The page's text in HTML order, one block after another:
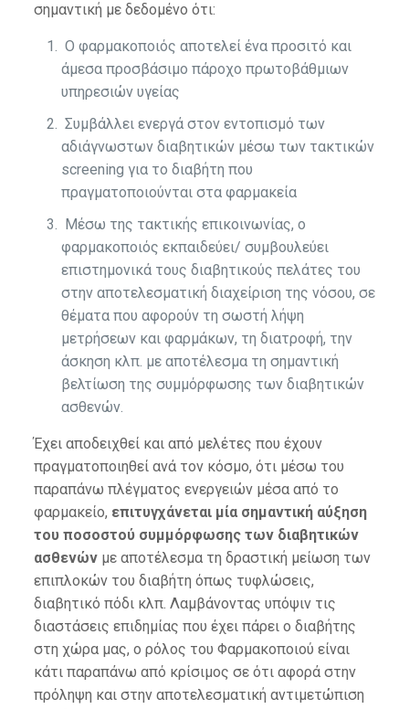
σημαντική με δεδομένο ότι:
Ο φαρμακοποιός αποτελεί ένα προσιτό και
άμεσα προσβάσιμο πάροχο πρωτοβάθμιων
υπηρεσιών υγείας
Συμβάλλει ενεργά στον εντοπισμό των
αδιάγνωστων διαβητικών μέσω των τακτικών
screening για το διαβήτη που
πραγματοποιούνται στα φαρμακεία
Μέσω της τακτικής επικοινωνίας, ο
φαρμακοποιός εκπαιδεύει/ συμβουλεύει
επιστημονικά τους διαβητικούς πελάτες του
στην αποτελεσματική διαχείριση της νόσου, σε
θέματα που αφορούν τη σωστή λήψη
μετρήσεων και φαρμάκων, τη διατροφή, την
άσκηση κλπ. με αποτέλεσμα τη σημαντική
βελτίωση της συμμόρφωσης των διαβητικών
ασθενών.
Έχει αποδειχθεί και από μελέτες που έχουν
πραγματοποιηθεί ανά τον κόσμο, ότι μέσω του
παραπάνω πλέγματος ενεργειών μέσα από το
φαρμακείο, επιτυγχάνεται μία σημαντική αύξηση
του ποσοστού συμμόρφωσης των διαβητικών
ασθενών με αποτέλεσμα τη δραστική μείωση των
επιπλοκών του διαβήτη όπως τυφλώσεις,
διαβητικό πόδι κλπ. Λαμβάνοντας υπόψιν τις
διαστάσεις επιδημίας που έχει πάρει ο διαβήτης
στη χώρα μας, ο ρόλος του Φαρμακοποιού είναι
κάτι παραπάνω από κρίσιμος σε ότι αφορά στην
πρόληψη και στην αποτελεσματική αντιμετώπιση